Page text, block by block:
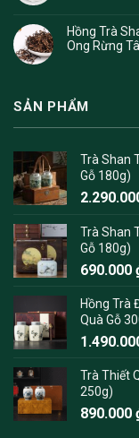
Hồng Trà
Ong Rừng
SẢN PHẨM
Trà Shan
Gỗ 180g)
Trà Shan
Gỗ 180g)
690.000
Hồng Trà
Quà Gỗ
Trà Thiết
250g)
890.000